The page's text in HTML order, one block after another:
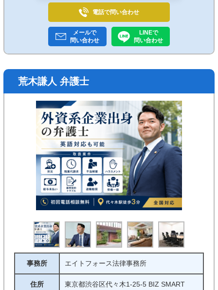
電話で問い合わせ
メールで
問い合わせ
LINEで
問い合わせ
荒木謙人 弁護士
事務所 エイトフォース法律事務所
住所
東京都渋谷区代々木1-25-5 BIZ SMART